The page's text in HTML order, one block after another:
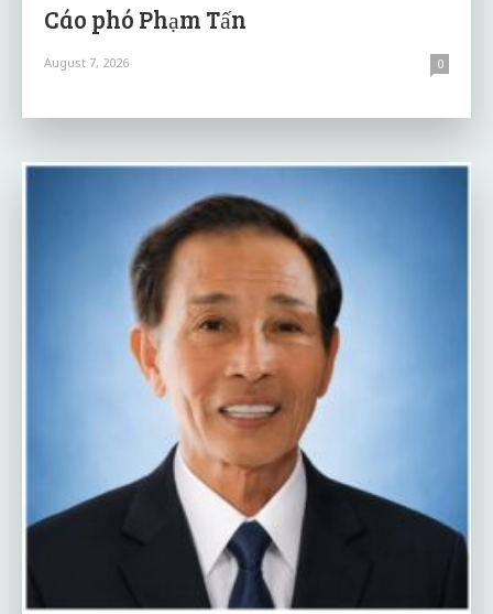
Cáo phó Phạm Tấn
August 7, 2026 0